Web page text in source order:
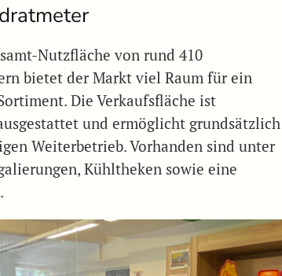
Nutzfläche von rund 410
bietet der Markt viel Raum für ein
Die Verkaufsfläche ist
und ermöglicht grundsätzlich
Weiterbetrieb. Vorhanden sind unter
Kühltheken sowie eine